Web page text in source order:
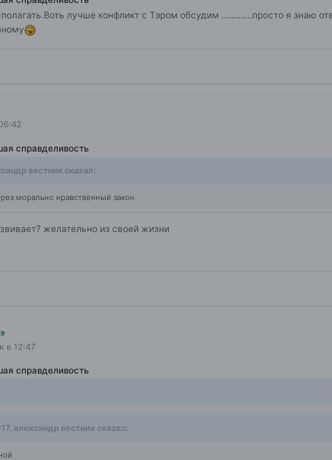
лучше конфликт с Тэром обсудим .............просто я знаю
справделивость
вестниксказал:
морально нравственный закон
желательно из своей жизни
в 12:47
справделивость
александр вестниксказал: